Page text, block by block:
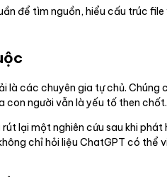
để tìm nguồn, hiểu cấu trúc
là các chuyên gia tự chủ.
con người vẫn là yếu tố then chốt.
lại một nghiên cứu sau khi
chỉ hỏi liệu ChatGPT có